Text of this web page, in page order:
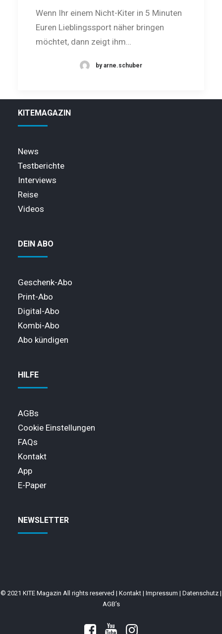
Wenn Ihr einem Nicht-Kiter in 5 Minuten
Euren Lieblingssport näher bringen
möchtet, dann zeigt ihm…
by arne.schuber
KITEMAGAZIN
News
Testberichte
Interviews
Reise
Videos
DEIN ABO
Geschenk-Abo
Print-Abo
Digital-Abo
Kombi-Abo
Abo kündigen
HILFE
AGBs
Cookie Einstellungen
FAQs
Kontakt
App
E-Paper
NEWSLETTER
© 2021 KITE Magazin All rights reserved | Kontakt | Impressum | Datenschutz |
AGB’s